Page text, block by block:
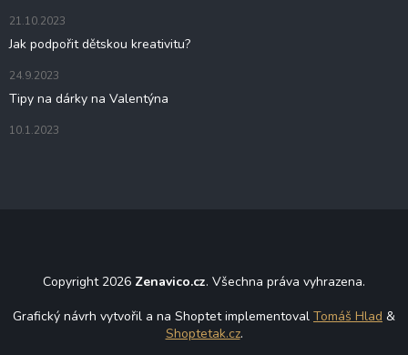
21.10.2023
Jak podpořit dětskou kreativitu?
24.9.2023
Tipy na dárky na Valentýna
10.1.2023
Copyright 2026 Zenavico.cz. Všechna práva vyhrazena.
Grafický návrh vytvořil a na Shoptet implementoval Tomáš Hlad &
Shoptetak.cz.